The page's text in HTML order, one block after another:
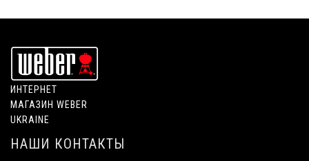
ИНТЕРНЕТ
МАГАЗИН WEBER
UKRAINE
НАШИ КОНТАКТЫ